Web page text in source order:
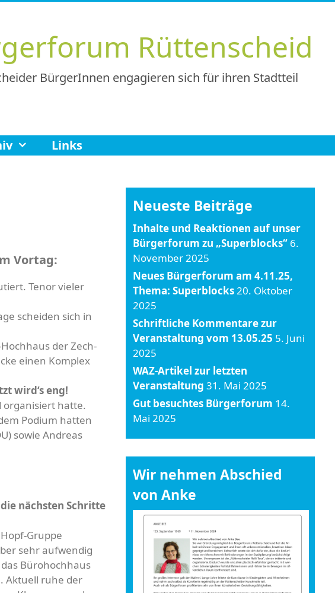
Rüttenscheid
BürgerInnen engagieren sich für ihren Stadtteil
Links
Vortag:
Tenor vieler
scheiden sich in
der Zech-
einen Komplex
wird‘s eng!
organisiert hatte.
Podium hatten
sowie Andreas
nächsten Schritte
Gruppe
sehr aufwendig
Bürohochhaus
Aktuell ruhe der
Neueste Beiträge
Inhalte und Reaktionen auf unser
Bürgerforum zu „Superblocks“ 6.
November 2025
Neues Bürgerforum am 4.11.25,
Thema: Superblocks20. Oktober
2025
Schriftliche Kommentare zur
Veranstaltung vom 13.05.25 5. Juni
2025
WAZ-Artikel zur letzten
Veranstaltung 31. Mai 2025
Gut besuchtes Bürgerforum 14.
Mai 2025
Wir nehmen Abschied
von Anke